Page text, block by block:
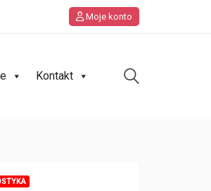
Moje konto
Kontakt